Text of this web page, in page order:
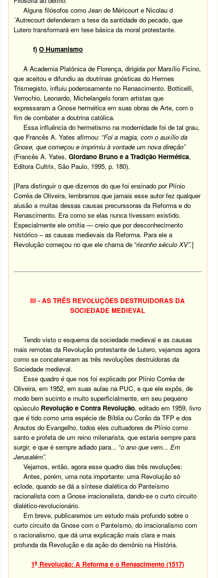
Alguns filósofos como Jean de Méricourt e Nicolau d
´Autrecourt defenderam a tese da santidade do pecado, que
Lutero transformará em tese básica da moral protestante.
f)O Humanismo
A Academia Platônica de Florença, dirigida por Marsílio Ficino,
que aceitou e difundiu as doutrinas gnósticas do Hermes
Trismegisto, influiu poderosamente no Renascimento. Botticelli,
Verrochio, Leonardo, Michelangelo foram artistas que
expressaram a Gnose hermética em suas obras de Arte, com o
fim de combater a doutrina católica.
Essa influência do hermetismo na modernidade foi de tal grau,
que Francês A. Yates afirmou: “Foi a magia, com o auxílio da
Gnose, que começou e imprimiu à vontade um nova direção”
(Francês A. Yates,Giordano Bruno e a Tradição Hermética,
Editora Cultrix, São Paulo, 1995, p. 180).
[Para distinguir o que dizemos do que foi ensinado por Plínio
Corrêa de Oliveira, lembramos que jamais esse autor fez qualquer
alusão a muitas dessas causas precurssoras da Reforma e do
Renascimento. Era como se elas nunca tivessem existido.
Especialmente ele omitia — creio que por desconhecimento
histórico – as causas medievais da Reforma. Para ele a
Revolução começou no que ele chama de “risonho século XV”.]
III - AS TRÊS REVOLUÇÕES DESTRUIDORAS DA
SOCIEDADE MEDIEVAL
Tendo visto o esquema da sociedade medieval e as causas
mais remotas da Revolução protestante de Lutero, vejamos agora
como se concatenaram as três revoluções destruidoras da
Sociedade medieval.
Esse quadro é que nos foi explicado por Plínio Corrêa de
Oliveira, em 1952, em suas aulas na PUC, e que ele expôs, de
modo bem sucinto e muito superficialmente, em seu pequeno
opúsculo Revolução e Contra Revolução, editado em 1959, livro
que é tido como uma espécie de Bíblia ou Corão da TFP e dos
Arautos do Evangelho, todos eles cultuadores de Plínio como
santo e profeta de um reino milenarista, que estaria sempre para
surgir, e que é sempre adiado para... “o ano que vem... Em
Jerusalém”.
Vejamos, então, agora esse quadro das três revoluções:
Antes, porém, uma nota importante: uma Revolução só
eclode, quando se dá a síntese dialética do Panteísmo
racionalista com a Gnose irracionalista, dando-se o curto circuito
dialético-revolucionário.
Em breve, publicaremos um estudo mais profundo sobre o
curto circuito da Gnose com o Panteísmo, do irracionalismo com
o racionalismo, que dá uma explicação mais clara e mais
profunda da Revolução e da ação do demônio na História.
1aRevolução: A Reforma e o Renascimento (1517)